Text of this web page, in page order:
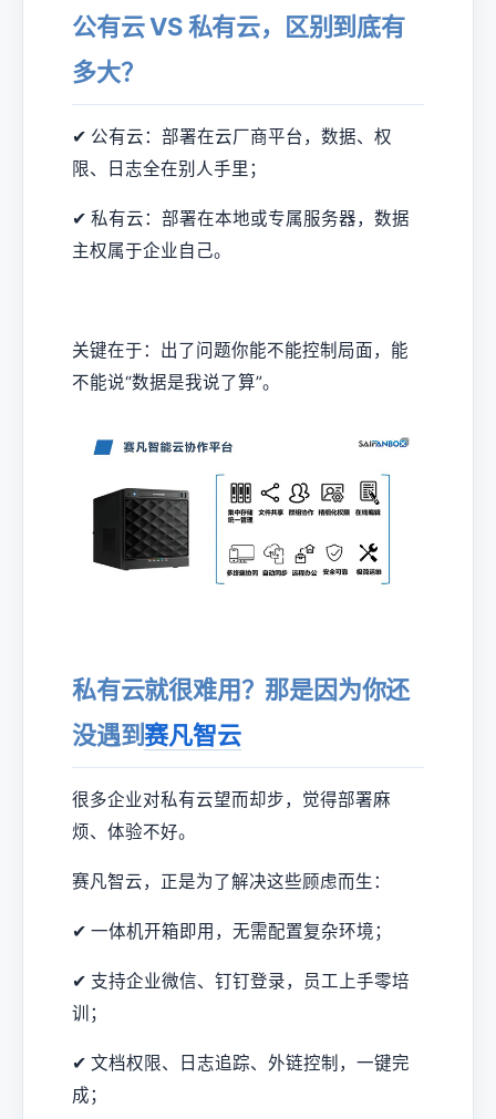
公有云 VS 私有云，区别到底有
多大？
✔ 公有云：部署在云厂商平台，数据、权
限、日志全在别人手里；
✔ 私有云：部署在本地或专属服务器，数据
主权属于企业自己。
关键在于：出了问题你能不能控制局面，能
不能说“数据是我说了算”。
私有云就很难用？那是因为你还
没遇到赛凡智云
很多企业对私有云望而却步，觉得部署麻
烦、体验不好。
赛凡智云，正是为了解决这些顾虑而生：
✔ 一体机开箱即用，无需配置复杂环境；
✔ 支持企业微信、钉钉登录，员工上手零培
训；
✔ 文档权限、日志追踪、外链控制，一键完
成；